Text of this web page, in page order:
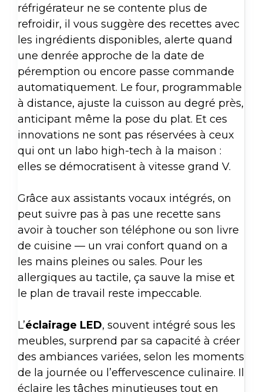
réfrigérateur ne se contente plus de
refroidir, il vous suggère des recettes avec
les ingrédients disponibles, alerte quand
une denrée approche de la date de
péremption ou encore passe commande
automatiquement. Le four, programmable
à distance, ajuste la cuisson au degré près,
anticipant même la pose du plat. Et ces
innovations ne sont pas réservées à ceux
qui ont un labo high-tech à la maison :
elles se démocratisent à vitesse grand V.
Grâce aux assistants vocaux intégrés, on
peut suivre pas à pas une recette sans
avoir à toucher son téléphone ou son livre
de cuisine — un vrai confort quand on a
les mains pleines ou sales. Pour les
allergiques au tactile, ça sauve la mise et
le plan de travail reste impeccable.
L’éclairage LED, souvent intégré sous les
meubles, surprend par sa capacité à créer
des ambiances variées, selon les moments
de la journée ou l’effervescence culinaire. Il
éclaire les tâches minutieuses tout en